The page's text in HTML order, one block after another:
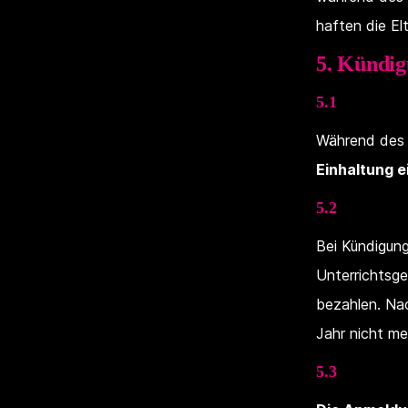
haften die
5.
5.1
Während
Einhaltung
5.2
Bei
bezahlen.
Jahr nicht
5.3